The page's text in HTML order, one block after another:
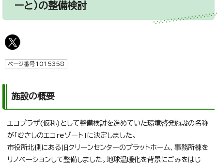
ーと)の整備検討
ページ番号1015358
施設の概要
エコプラザ(仮称)として整備検討を進めていた環境啓発施設の名称
が「むさしのエコreゾート」に決定しました。
市役所北側にある旧クリーンセンターのプラットホーム、事務所棟を
リノベーションして整備しました。地球温暖化を背景にごみをはじ